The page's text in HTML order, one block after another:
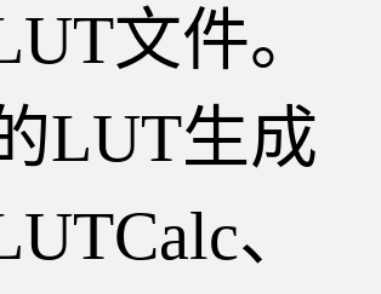
文件。
LUT生成
、